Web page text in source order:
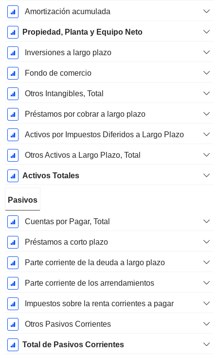
Amortización acumulada
Propiedad, Planta y Equipo Neto
Inversiones a largo plazo
Fondo de comercio
Otros Intangibles, Total
Préstamos por cobrar a largo plazo
Activos por Impuestos Diferidos a Largo Plazo
Otros Activos a Largo Plazo, Total
Activos Totales
Pasivos
Cuentas por Pagar, Total
Préstamos a corto plazo
Parte corriente de la deuda a largo plazo
Parte corriente de los arrendamientos
Impuestos sobre la renta corrientes a pagar
Otros Pasivos Corrientes
Total de Pasivos Corrientes